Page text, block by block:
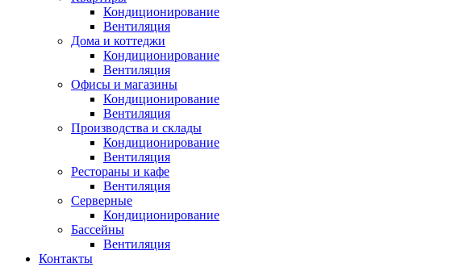
Кондиционирование
Вентиляция
Дома и коттеджи
Кондиционирование
Вентиляция
Офисы и магазины
Кондиционирование
Вентиляция
Производства и склады
Кондиционирование
Вентиляция
Рестораны и кафе
Вентиляция
Серверные
Кондиционирование
Бассейны
Вентиляция
Контакты